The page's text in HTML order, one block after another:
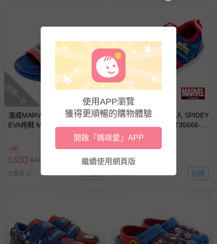
運送服務：目前提供的運送僅限台灣本島。如您位於離島地
區，可能會無法配送，或須依據商品需加收離島運費。廠商
亦保留出貨與否的權利。離島、偏遠地區、樓層親送等加價
費用，可能會另需加收。
商品實際的配達日期，可於訂單個人資料內的查詢訂單內，
已出貨通知之訊息為主。
如您收到商品，請依正常流程檢查是否完好，若商品遇瑕疵
情形，您可申請更換新品或退貨，請見：
若您對於會員帳號、商品訂購與資訊、購物流程、付款方
式、折價券與購物金的使用、退貨及商品運送方式等有疑
媽咪愛客服中心。
預購商品：預購為海外同步代購，遇缺貨即會通知媽咪並協
商品如因「價格、組合」等錯誤原因，導致無法安排出貨，
搶購一空
漫威MARVEL - 蜘蛛人 童鞋
EVA拖鞋 MNKS24046-輕量好
6折
$330 $550
已售出 12
搶購一空
漫威MARVEL - 蜘蛛人 SPIDEY
童鞋 休閒涼鞋 MNKT35666-抗
菌輕量防水-藍-(小童段)
62折
$490
追蹤
使用APP瀏覽
獲得更順暢的購物體驗
開啟「媽咪愛」APP
繼續使用網頁版